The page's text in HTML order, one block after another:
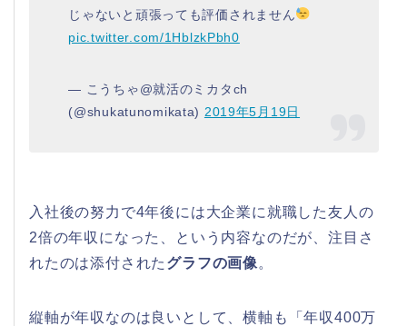
じゃないと頑張っても評価されません
pic.twitter.com/1HblzkPbh0
— こうちゃ@就活のミカタch
(@shukatunomikata) 2019年5月19日
入社後の努力で4年後には大企業に就職した友人の
2倍の年収になった、という内容なのだが、注目さ
れたのは添付された グラフの画像 。
縦軸が年収なのは良いとして、横軸も「年収400万